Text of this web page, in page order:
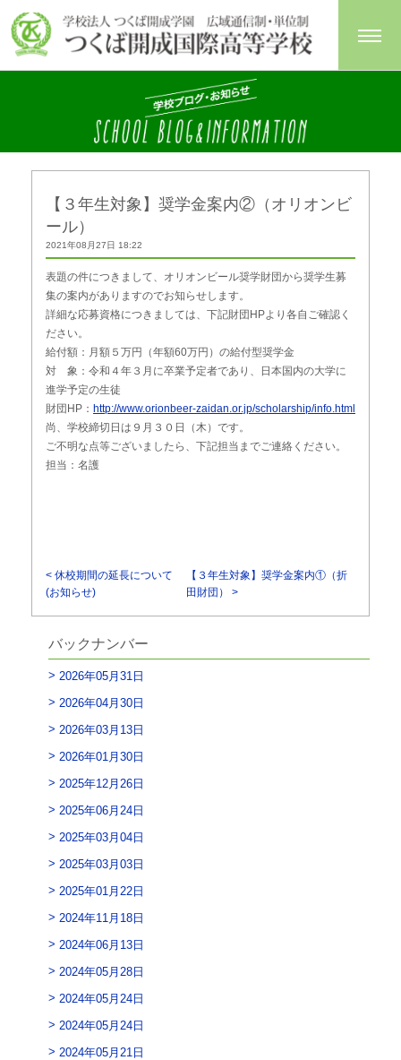
【３年生対象】奨学金案内②（オリオンビ
ール）
2021年08月27日 18:22
表題の件につきまして、オリオンビール奨学財団から奨学生募
集の案内がありますのでお知らせします。
詳細な応募資格につきましては、下記財団HPより各自ご確認く
ださい。
給付額：月額５万円（年額60万円）の給付型奨学金
対 象：令和４年３月に卒業予定者であり、日本国内の大学に
進学予定の生徒
財団HP： http://www.orionbeer-zaidan.or.jp/scholarship/info.html
尚、学校締切日は９月３０日（木）です。
ご不明な点等ございましたら、下記担当までご連絡ください。
担当：名護
< 休校期間の延長について
(お知らせ)
【３年生対象】奨学金案内①（折
田財団） >
バックナンバー
2026年05月31日
2026年04月30日
2026年03月13日
2026年01月30日
2025年12月26日
2025年06月24日
2025年03月04日
2025年03月03日
2025年01月22日
2024年11月18日
2024年06月13日
2024年05月28日
2024年05月24日
2024年05月24日
2024年05月21日